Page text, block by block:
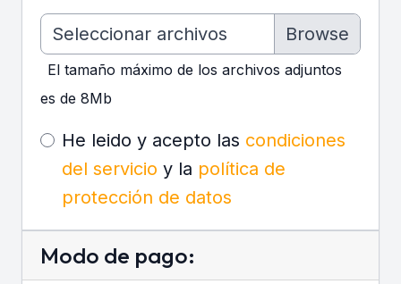
Seleccionar archivos
El tamaño máximo de los archivos adjuntos
es de 8Mb
He leido y acepto las condiciones
del servicio y la política de
protección de datos
Modo de pago: